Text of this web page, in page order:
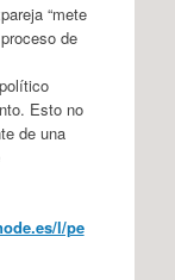
“mete
de
Esto no
de una
l/pe